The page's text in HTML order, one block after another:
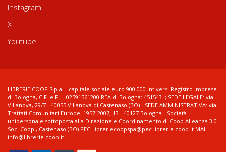
Instagram
X
Youtube
LIBRERIE.COOP S.p.a. - capitale sociale euro 900.000 int.vers. Registro imprese
di Bologna, C.F. e P.I.: 02591561200 REA di Bologna: 451543 ; SEDE LEGALE: via
Villanova, 29/7 - 40055 Villanova di Castenaso (BO) - SEDE AMMINISTRATIVA: via
Trattati Comunitari Europei 1957-2007, 13 - 40127 Bologna - Società
unipersonale sottoposta alla Direzione e Coordinamento di Coop Alleanza 3.0
Soc. Coop., Castenaso (BO) PEC: libreriecoopspa@pec.librerie.coop.it MAIL:
info@librerie.coop.it